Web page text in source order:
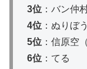
3位 ：バン仲
4位 ：ぬりぼう
5位 ：信原空
6位 ：てる